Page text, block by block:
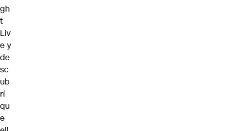
gh
t
Liv
e y
de
sc
ub
rí
qu
e